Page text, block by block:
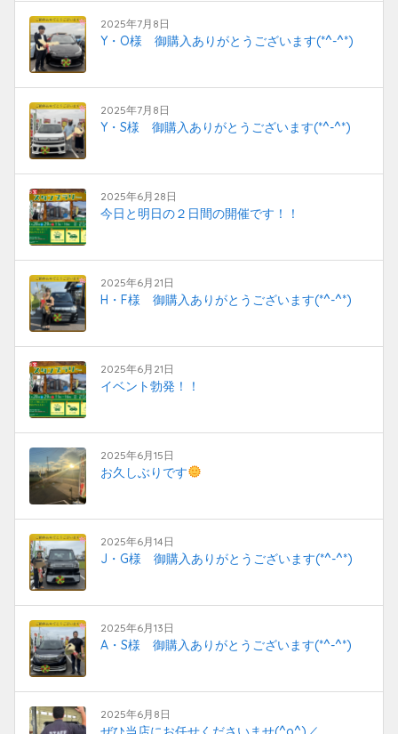
2025年7月8日
Y・O様 御購入ありがとうございます(*^-^*)
2025年7月8日
Y・S様 御購入ありがとうございます(*^-^*)
2025年6月28日
今日と明日の２日間の開催です！！
2025年6月21日
H・F様 御購入ありがとうございます(*^-^*)
2025年6月21日
イベント勃発！！
2025年6月15日
お久しぶりです
2025年6月14日
J・G様 御購入ありがとうございます(*^-^*)
2025年6月13日
A・S様 御購入ありがとうございます(*^-^*)
2025年6月8日